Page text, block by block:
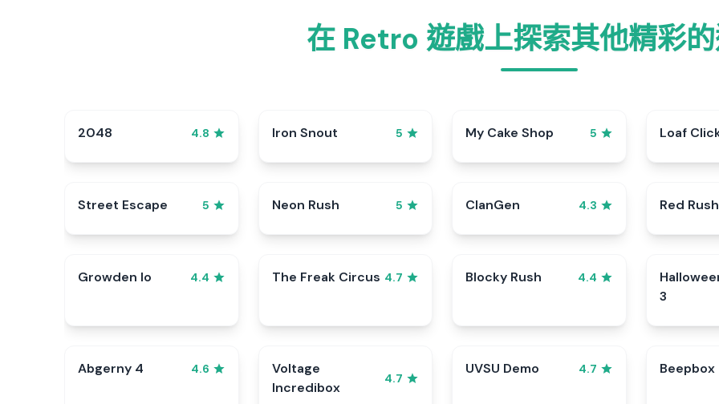
在 Retro 遊戲上探索其他精彩
2048 4.8 Iron Snout 5 My Cake Shop 5 Loaf
Street Escape 5 Neon Rush 5 ClanGen 4.3 Red Rush
Growden Io 4.4 The Freak Circus 4.7 Blocky Rush 4.4
3
Abgerny 4 4.6
Voltage
Incredibox
4.7
UVSU Demo 4.7 Beepbox